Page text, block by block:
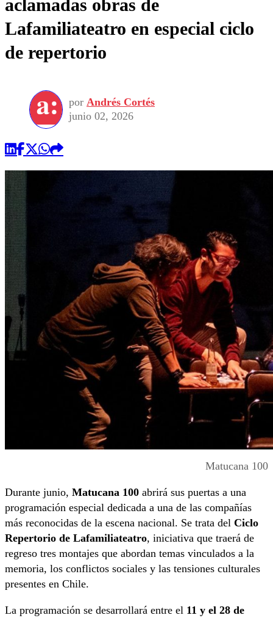
aclamadas obras de
Lafamiliateatro en especial ciclo
de repertorio
por Andrés Cortés
junio 02, 2026
Matucana 100
Durante junio, Matucana 100 abrirá sus puertas a una
programación especial dedicada a una de las compañías
más reconocidas de la escena nacional. Se trata del Ciclo
Repertorio de Lafamiliateatro, iniciativa que traerá de
regreso tres montajes que abordan temas vinculados a la
memoria, los conflictos sociales y las tensiones culturales
presentes en Chile.
La programación se desarrollará entre el 11 y el 28 de